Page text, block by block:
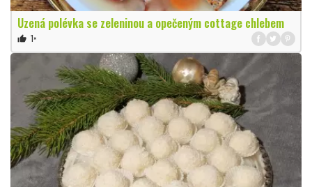
Uzená polévka se zeleninou a opečeným cottage chlebem
thumb_up 1×